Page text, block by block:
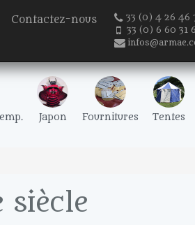
Contactez-nous
33 (0) 4 26 46
33 (0) 6 60 31
Japon Fournitures Tentes
siècle